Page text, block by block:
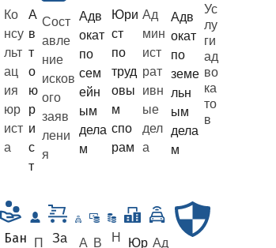
Ко
нсу
льт
ац
ия
юр
ист
а
А
в
т
о
ю
р
и
с
т
Сост
авле
ние
исков
ого
заяв
лени
я
Адв
окат
по
сем
ейн
ым
дела
м
Юри
ст
по
труд
овы
м
спо
рам
Ад
мин
ист
рат
ивн
ые
дел
а
Адв
окат
по
земе
льн
ым
дела
м
Ус
лу
ги
ад
во
ка
то
в
Бан П За А В
Н Юр Ад